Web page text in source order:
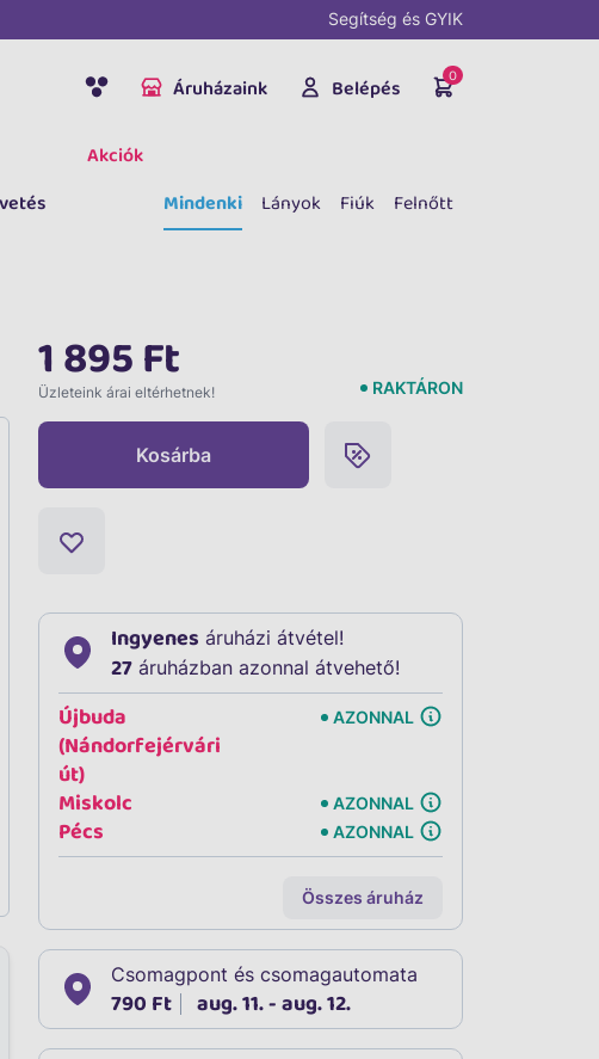
Segítség és GYIK
Áruházaink Belépés 0
Akciók
Mindenki
Lányok Fiúk Felnőtt
1 895 Ft
Üzleteink árai eltérhetnek! RAKTÁRON
Kosárba
Ingyenes áruházi átvétel!
27 áruházban azonnal átvehető!
Újbuda
(Nándorfejérvári
út)
AZONNAL
Miskolc AZONNAL
Pécs AZONNAL
Összes áruház
Csomagpont és csomagautomata
790 Ft aug. 11. - aug. 12.